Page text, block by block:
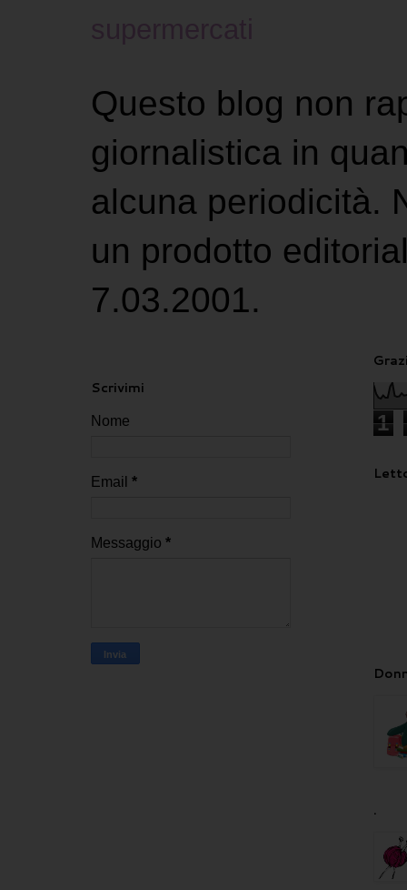
Questo blog non
giornalistica in
alcuna periodicità.
un prodotto
7.03.2001.
Scrivimi
Nome
Email *
Messaggio *
1
.